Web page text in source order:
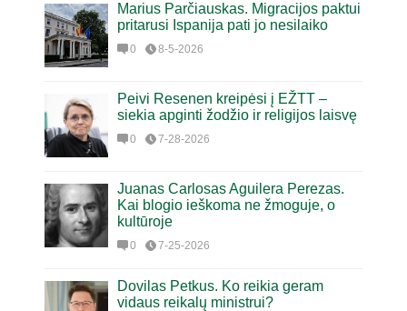
Marius Parčiauskas. Migracijos paktui
pritarusi Ispanija pati jo nesilaiko
0 8-5-2026
Peivi Resenen kreipėsi į EŽTT –
siekia apginti žodžio ir religijos laisvę
0 7-28-2026
Juanas Carlosas Aguilera Perezas.
Kai blogio ieškoma ne žmoguje, o
kultūroje
0 7-25-2026
Dovilas Petkus. Ko reikia geram
vidaus reikalų ministrui?